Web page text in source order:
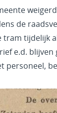
de
tram tijdelijk
e.d. blijven
personeel,